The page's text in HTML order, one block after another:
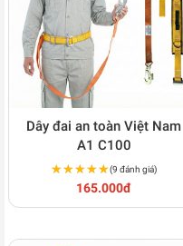
Dây đai an toàn Việt Nam
A1 C100
★★★★★
★★★★★(9 đánh giá)
165.000đ